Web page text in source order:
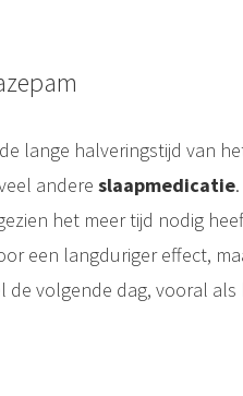
lange halveringstijd van
andere slaapmedicatie
het meer tijd nodig
een langduriger effect,
volgende dag, vooral